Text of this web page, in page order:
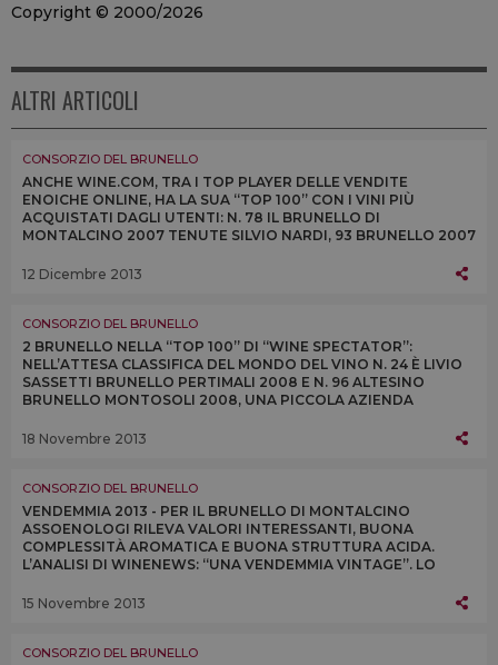
Copyright © 2000/2026
ALTRI ARTICOLI
CONSORZIO DEL BRUNELLO
ANCHE WINE.COM, TRA I TOP PLAYER DELLE VENDITE
ENOICHE ONLINE, HA LA SUA “TOP 100” CON I VINI PIÙ
ACQUISTATI DAGLI UTENTI: N. 78 IL BRUNELLO DI
MONTALCINO 2007 TENUTE SILVIO NARDI, 93 BRUNELLO 2007
12 Dicembre 2013
CONSORZIO DEL BRUNELLO
2 BRUNELLO NELLA “TOP 100” DI “WINE SPECTATOR”:
NELL’ATTESA CLASSIFICA DEL MONDO DEL VINO N. 24 È LIVIO
SASSETTI BRUNELLO PERTIMALI 2008 E N. 96 ALTESINO
BRUNELLO MONTOSOLI 2008, UNA PICCOLA AZIENDA
18 Novembre 2013
CONSORZIO DEL BRUNELLO
VENDEMMIA 2013 - PER IL BRUNELLO DI MONTALCINO
ASSOENOLOGI RILEVA VALORI INTERESSANTI, BUONA
COMPLESSITÀ AROMATICA E BUONA STRUTTURA ACIDA.
L’ANALISI DI WINENEWS: “UNA VENDEMMIA VINTAGE”. LO
15 Novembre 2013
CONSORZIO DEL BRUNELLO